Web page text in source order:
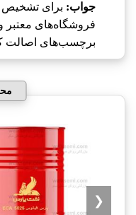
جواب: برای تشخیص
فروشگاه‌های معتبر
برچسب‌های اصالت
❮